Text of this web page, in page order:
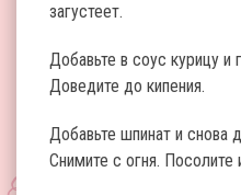
загустеет.
Добавьте в соус курицу
Доведите до кипения.
Добавьте шпинат и снова
Снимите с огня. Посолите